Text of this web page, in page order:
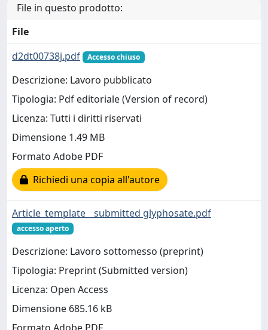
File in questo prodotto:
File
d2dt00738j.pdf
Accesso chiuso
Descrizione: Lavoro pubblicato
Tipologia: Pdf editoriale (Version of record)
Licenza: Tutti i diritti riservati
Dimensione 1.49 MB
Formato Adobe PDF
Richiedi una copia all'autore
Article_template__submitted glyphosate.pdf
accesso aperto
Descrizione: Lavoro sottomesso (preprint)
Tipologia: Preprint (Submitted version)
Licenza: Open Access
Dimensione 685.16 kB